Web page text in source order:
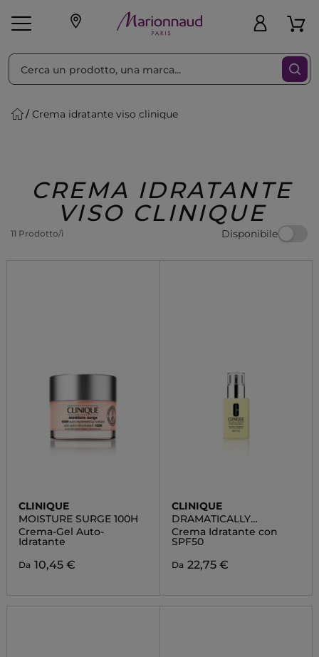
Make-up Profumi
Regalo
Crema idratante viso clinique
CREMA IDRATANTE
VISO CLINIQUE
11 Prodotto/i Disponibile
Ordina per Filtra
CLINIQUE
MOISTURE SURGE 100H
Crema-Gel Auto-
Idratante
Da 10,45 €
CLINIQUE
DRAMATICALLY
DIFFERENT
MOISTURIZING LOTION
SPF50
Crema Idratante con
SPF50
Da 22,75 €